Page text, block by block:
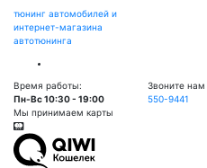
тюнинг автомобилей и
интернет-магазина
автотюнинга
Время работы:
Пн-Вс 10:30 - 19:00
Мы принимаем карты
Звоните нам
550-9441